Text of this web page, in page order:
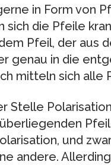
in Form von
sich die Pfeile
Pfeil, der aus
genau in die
mitteln sich alle
Stelle
und
andere.